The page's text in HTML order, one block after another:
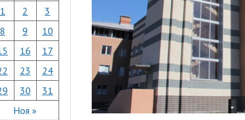
Ноя »
1 2
3
8 9
10
16
17
23
24
30 31